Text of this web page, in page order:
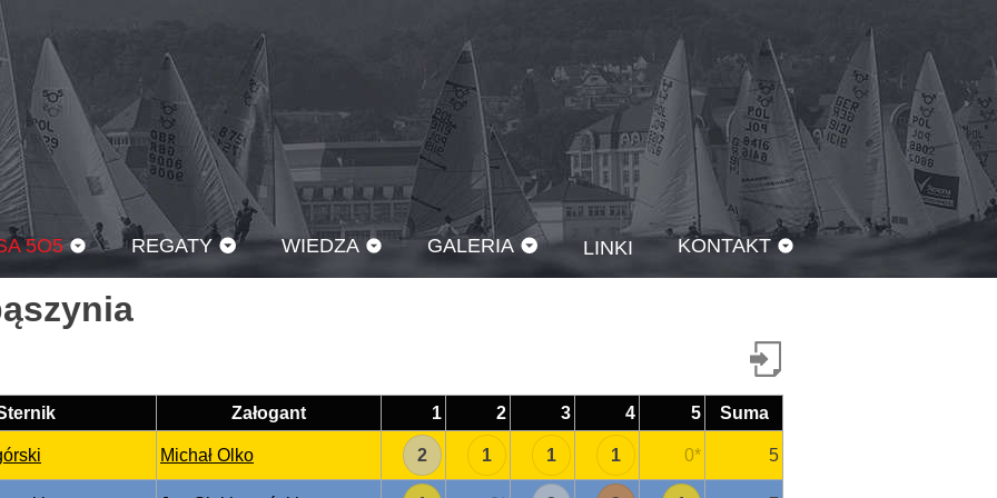
5O5 REGATY WIEDZA GALERIA LINKI KONTAKT
Załogant 1 2 3 4 5 Suma
Michał Olko 2 1 1 1 0* 5